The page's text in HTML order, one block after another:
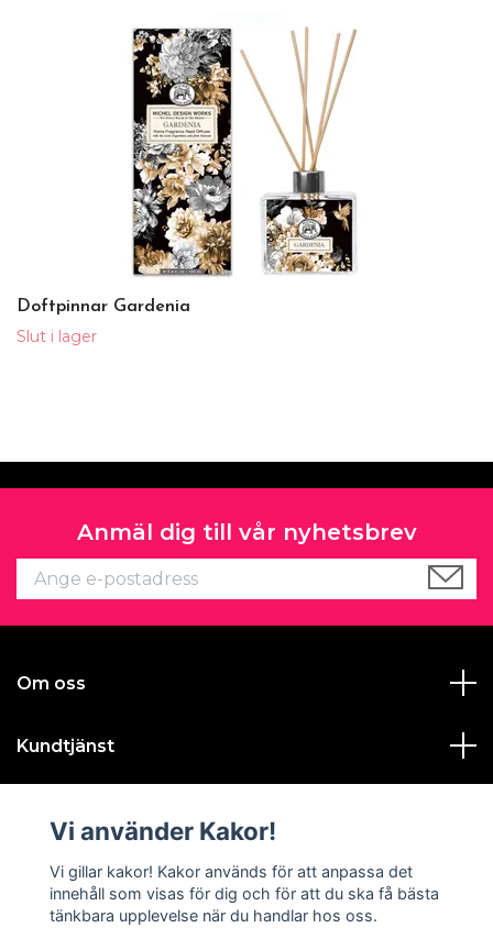
Doftpinnar Gardenia
Slut i lager
Anmäl dig till vår nyhetsbrev
Om oss
Kundtjänst
Sociala medier
Vi använder Kakor!
Vi gillar kakor! Kakor används för att anpassa det
innehåll som visas för dig och för att du ska få bästa
tänkbara upplevelse när du handlar hos oss.